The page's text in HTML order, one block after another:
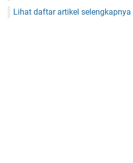
Lihat daftar artikel selengkapnya